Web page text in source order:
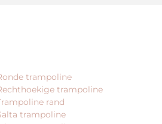
trampoline
trampoline
rand
trampoline